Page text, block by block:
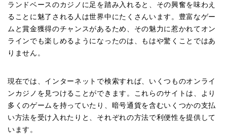
ランドベースのカジノに足を踏み入れると、その興奮を味わえ
ることに魅了される人は世界中にたくさんいます。豊富なゲー
ムと賞金獲得のチャンスがあるため、その魅力に惹かれてオン
ラインでも楽しめるようになったのは、もはや驚くことではあ
りません。
現在では、インターネットで検索すれば、いくつものオンライ
ンカジノを見つけることができます。これらのサイトは、より
多くのゲームを持っていたり、暗号通貨を含むいくつかの支払
い方法を受け入れたりと、それぞれの方法で利便性を提供して
います。